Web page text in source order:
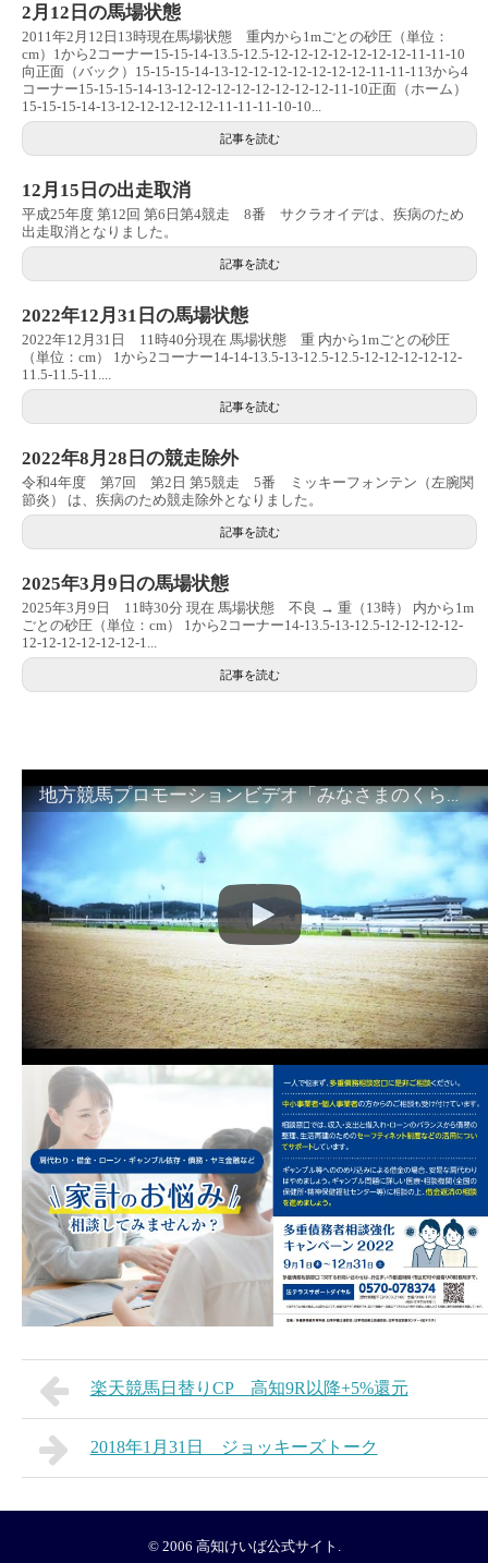
2月12日の馬場状態
2011年2月12日13時現在馬場状態 重内から1mごとの砂圧（単位：
cm）1から2コーナー15-15-14-13.5-12.5-12-12-12-12-12-12-12-11-11-10
向正面（バック）15-15-15-14-13-12-12-12-12-12-12-12-11-11-113から4
コーナー15-15-15-14-13-12-12-12-12-12-12-12-12-11-10正面（ホーム）
15-15-15-14-13-12-12-12-12-12-11-11-11-10-10...
記事を読む
12月15日の出走取消
平成25年度 第12回 第6日第4競走 8番 サクラオイデは、疾病のため
出走取消となりました。
記事を読む
2022年12月31日の馬場状態
2022年12月31日 11時40分現在 馬場状態 重 内から1mごとの砂圧
（単位：cm） 1から2コーナー14-14-13.5-13-12.5-12.5-12-12-12-12-12-
11.5-11.5-11....
記事を読む
2022年8月28日の競走除外
令和4年度 第7回 第2日 第5競走 5番 ミッキーフォンテン（左腕関
節炎） は、疾病のため競走除外となりました。
記事を読む
2025年3月9日の馬場状態
2025年3月9日 11時30分 現在 馬場状態 不良 → 重（13時） 内から1m
ごとの砂圧（単位：cm） 1から2コーナー14-13.5-13-12.5-12-12-12-12-
12-12-12-12-12-12-1...
記事を読む
地方競馬プロモーションビデオ「みなさまのくらしのために」30秒篇｜NAR公式
楽天競馬日替りCP 高知9R以降+5%還元
2018年1月31日 ジョッキーズトーク
© 2006 高知けいば公式サイト .